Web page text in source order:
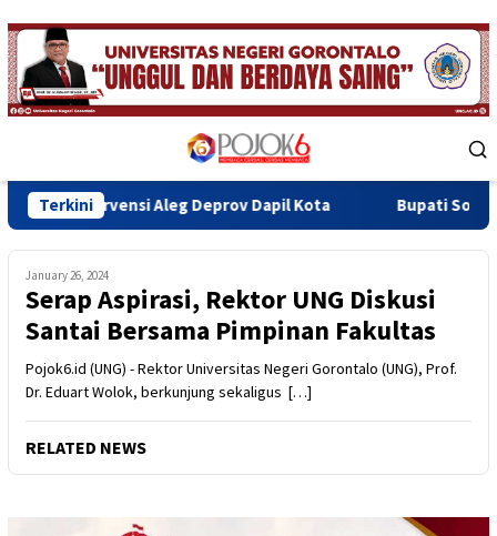
Skip
to
content
Menu
Terkini
Aleg Deprov Dapil Kota Bupati Sofyan Teken MoU
January 26, 2024
Serap Aspirasi, Rektor UNG Diskusi
Santai Bersama Pimpinan Fakultas
Pojok6.id (UNG) - Rektor Universitas Negeri Gorontalo (UNG), Prof.
Dr. Eduart Wolok, berkunjung sekaligus […]
RELATED NEWS